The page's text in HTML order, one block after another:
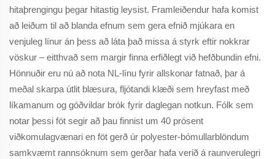
hitaþrengingu þegar hitastig leysist. Framleiðendur hafa komist
að leiðum til að blanda efnum sem gera efnið mjúkara en
venjuleg línur án þess að láta það missa á styrk eftir nokkrar
vöskur – eitthvað sem margir finna erfiðlegt við hefðbundin efni.
Hönnuðir eru nú að nota NL-línu fyrir allskonar fatnað, þar á
meðal skarpa útlit blæsura, fljótandi klæði sem hreyfast með
líkamanum og góðvildar brók fyrir daglegan notkun. Fólk sem
notar þessi föt segir að þau finnist um 40 prósent
viðkomulagvænari en föt gerð úr polyester-bómullarblöndum
samkvæmt rannsóknum sem gerðar hafa verið á raunverulegri